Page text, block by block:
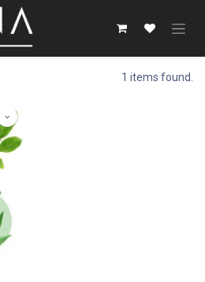
1 items found.